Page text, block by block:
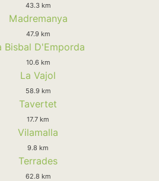
43.3 km
Madremanya
47.9 km
Bisbal D'Emporda
10.6 km
La Vajol
58.9 km
Tavertet
17.7 km
Vilamalla
9.8 km
Terrades
62.8 km